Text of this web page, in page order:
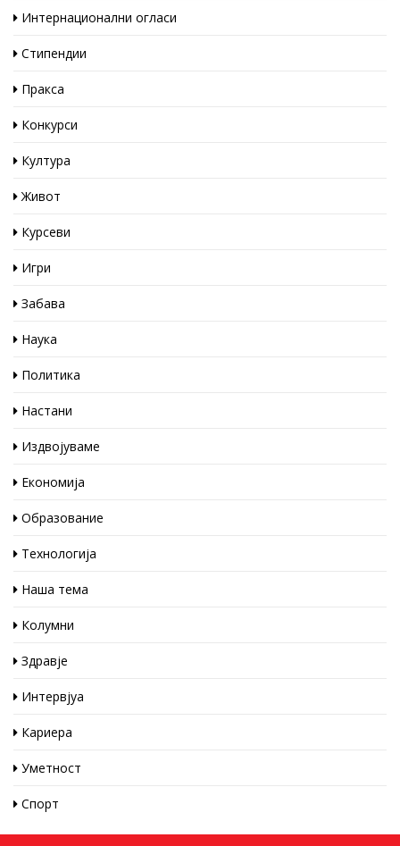
Интернационални огласи
Стипендии
Пракса
Конкурси
Култура
Живот
Курсеви
Игри
Забава
Наука
Политика
Настани
Издвојуваме
Економија
Образование
Технологија
Наша тема
Колумни
Здравје
Интервјуа
Кариера
Уметност
Спорт